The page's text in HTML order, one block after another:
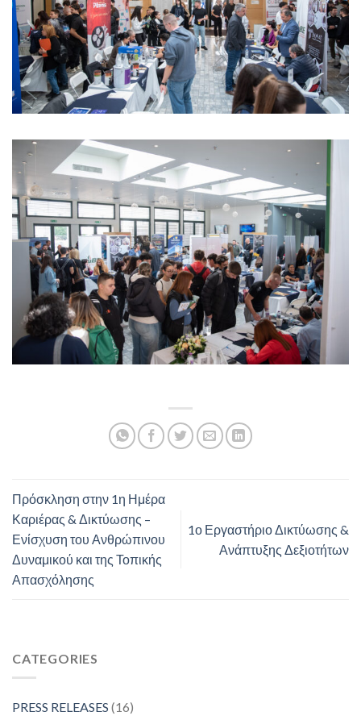
Πρόσκληση στην 1η Ημέρα
Καριέρας & Δικτύωσης –
Ενίσχυση του Ανθρώπινου
Δυναμικού και της Τοπικής
Απασχόλησης
1ο Εργαστήριο Δικτύωσης &
Ανάπτυξης Δεξιοτήτων
CATEGORIES
PRESS RELEASES (16)